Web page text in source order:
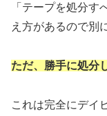
「テープを処分
え方があるので別
ただ、勝手に処分
これは完全にデイ